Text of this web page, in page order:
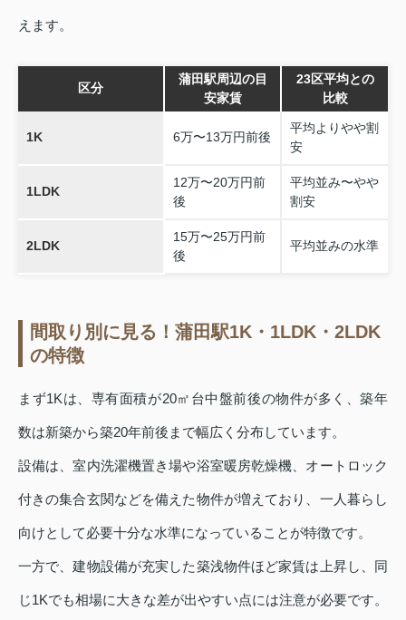
えます。
区分
蒲田駅周辺の目
安家賃
23区平均との
比較
1K 6万〜13万円前後
平均よりやや割
安
1LDK
12万〜20万円前
後
平均並み〜やや
割安
2LDK
15万〜25万円前
後
平均並みの水準
間取り別に見る！蒲田駅1K・1LDK・2LDK
の特徴
まず1Kは、専有面積が20㎡台中盤前後の物件が多く、築年
数は新築から築20年前後まで幅広く分布しています。
設備は、室内洗濯機置き場や浴室暖房乾燥機、オートロック
付きの集合玄関などを備えた物件が増えており、一人暮らし
向けとして必要十分な水準になっていることが特徴です。
一方で、建物設備が充実した築浅物件ほど家賃は上昇し、同
じ1Kでも相場に大きな差が出やすい点には注意が必要です。